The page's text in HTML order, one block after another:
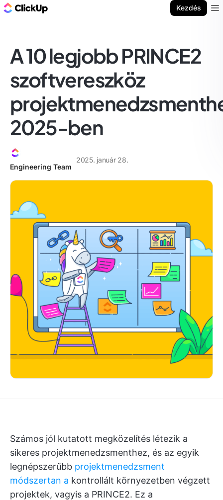
Kezdés
A 10 legjobb PRINCE2
szoftvereszköz
2025-ben
Engineering Team
2025. január 28.
Számos jól kutatott megközelítés létezik a
sikeres projektmenedzsmenthez, és az egyik
legnépszerűbb projektmenedzsment
módszertan a kontrollált környezetben végzett
projektek, vagyis a PRINCE2. Ez a